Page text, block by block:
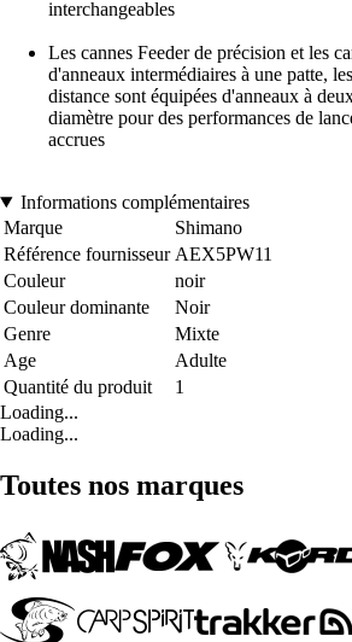
interchangeables
Les cannes Feeder de précision et les
d'anneaux intermédiaires à une patte,
distance sont équipées d'anneaux à
diamètre pour des performances de
accrues
Informations complémentaires
Marque
Shimano
Référence fournisseur AEX5PW11
Couleur
noir
Couleur dominante
Noir
Genre
Mixte
Age
Adulte
Quantité du produit
1
Loading...
Loading...
Toutes nos marques